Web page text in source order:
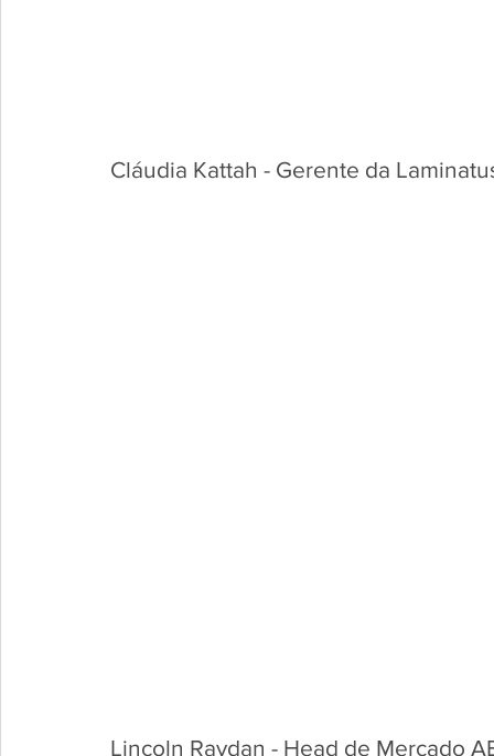
Cláudia Kattah - Gerente da
Lincoln Raydan - Head de Mercado